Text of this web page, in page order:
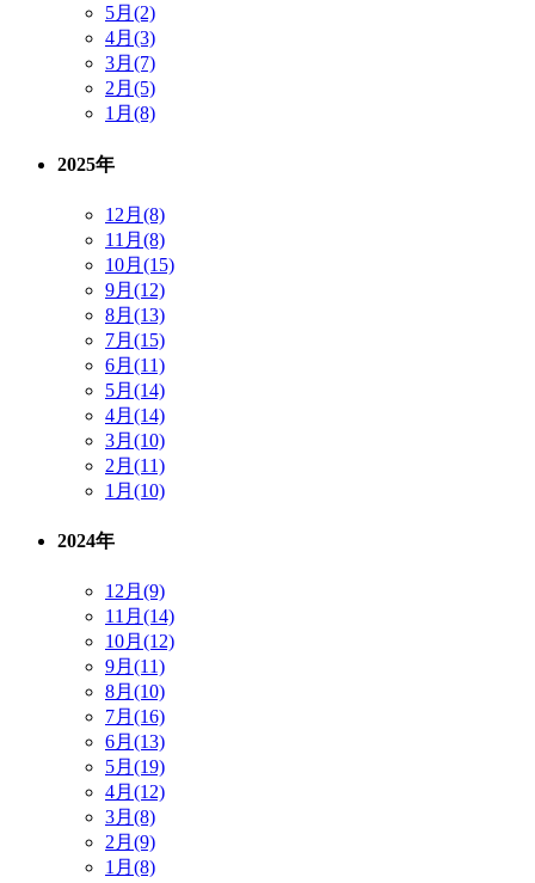
5月(2)
4月(3)
3月(7)
2月(5)
1月(8)
2025年
12月(8)
11月(8)
10月(15)
9月(12)
8月(13)
7月(15)
6月(11)
5月(14)
4月(14)
3月(10)
2月(11)
1月(10)
2024年
12月(9)
11月(14)
10月(12)
9月(11)
8月(10)
7月(16)
6月(13)
5月(19)
4月(12)
3月(8)
2月(9)
1月(8)